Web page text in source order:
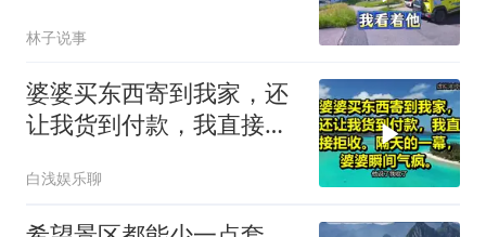
林子说事
婆婆买东西寄到我家，还
让我货到付款，我直接拒
间气疯
白浅娱乐聊